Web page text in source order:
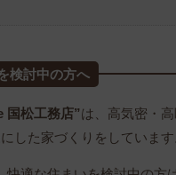
検討中の方へ
国松工務店”は、高気密・
した家づくりをしています